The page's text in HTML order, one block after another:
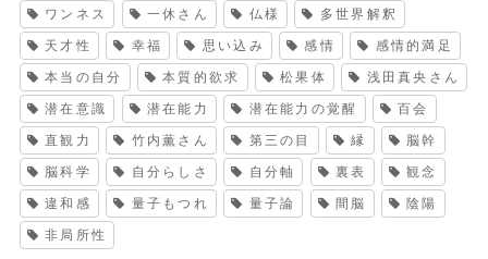
ワンネス 一休さん 仏様 多世界解釈
天才性 幸福 思い込み 感情 感情的満足
本当の自分 本質的欲求 松果体 浅田真央さん
潜在意識 潜在能力 潜在能力の覚醒 百会
直観力 竹内薫さん 第三の目 縁 脳幹
脳科学 自分らしさ 自分軸 裏表 観念
違和感 量子もつれ 量子論 間脳 陰陽
非局所性